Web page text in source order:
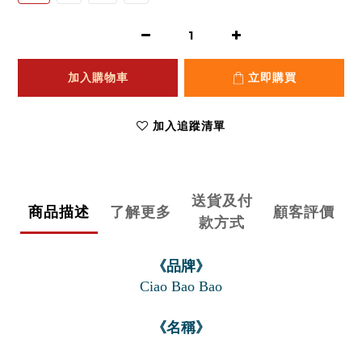
加入購物車 立即購買
加入追蹤清單
商品描述 了解更多
送貨及付
款方式
顧客評價
《品牌》
Ciao Bao Bao
《名稱》